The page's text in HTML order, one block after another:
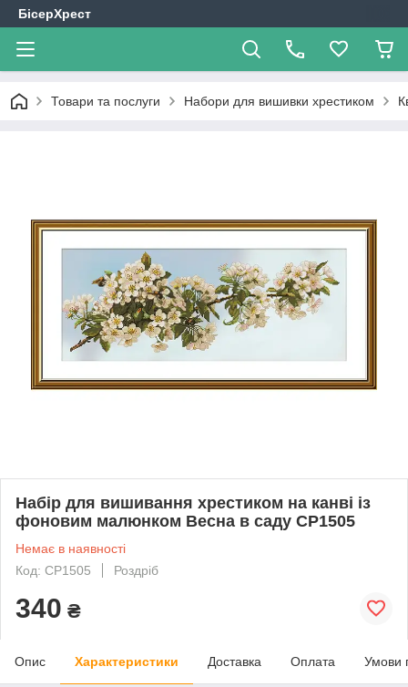
БісерХрест
Товари та послуги Набори для вишивки хрестиком
Набір для вишивання хрестиком на канві із
фоновим малюнком Весна в саду СР1505
Немає в наявності
Код: СР1505
Роздріб
340 ₴
Опис Характеристики Доставка Оплата Умови